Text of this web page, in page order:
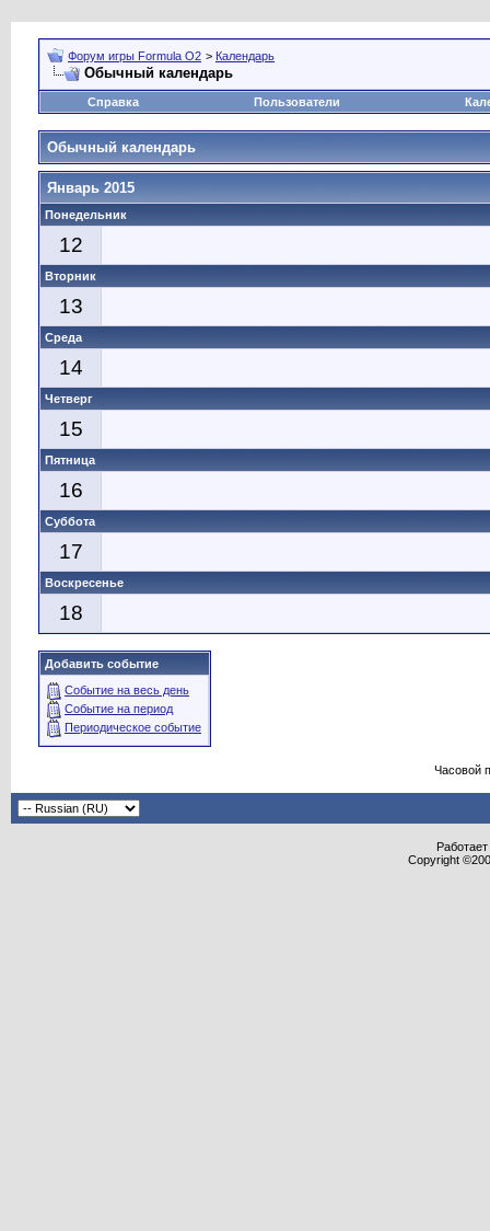
Форум игры Formula O2 > Календарь
Обычный календарь
Справка Пользователи
Обычный календарь
Январь 2015
Понедельник
12
Вторник
13
Среда
14
Четверг
15
Пятница
16
Суббота
17
Воскресенье
18
Добавить событие
Событие на весь день
Событие на период
Периодическое событие
Часовой
Copyright